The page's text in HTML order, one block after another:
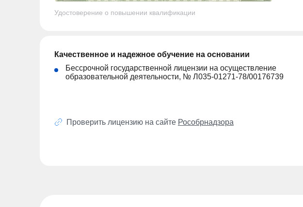
Удостоверение о повышении квалификации
Качественное и надежное обучение на основании
Бессрочной государственной лицензии на осуществление
образовательной деятельности, № Л035-01271-78/00176739
Проверить лицензию на сайте Рособрнадзора